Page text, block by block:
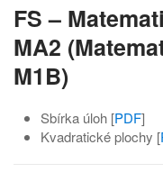
FS –
MA2
M1B)
Sbírka úloh [PDF]
Kvadratické plochy [